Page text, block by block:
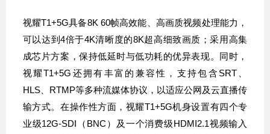
视耀T1+5G具备8K 60帧高效能、高画质视频处理能力，
可以达到4倍于4K清晰度的8K超高细致画质；采用高集
成芯片方案，保持低延时与低功耗的优异表现。同时，
视耀T1+5G还拥有丰富的兼容性，支持包含SRT、
HLS、RTMP等多种流媒体协议，以适应公网及云直播传
输方式。在操作性方面，视耀T1+5G机身设置有四个专
业级12G-SDI （BNC）及一个消费级HDMI2.1视频输入